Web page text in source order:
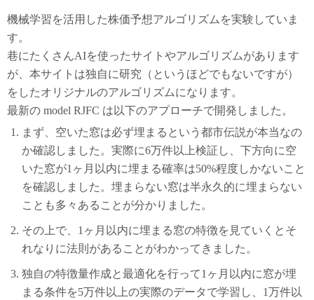
機械学習を活用した株価予想アルゴリズムを実験していま
す。
巷にたくさんAIを使ったサイトやアルゴリズムがあります
が、本サイトは独自に研究（というほどでもないですが）
をしたオリジナルのアルゴリズムになります。
最新の model RJFC は以下のアプローチで開発しました。
まず、空いた窓は必ず埋まるという都市伝説が本当なの
か確認しました。実際に6万件以上検証し、下方向に空
いた窓が1ヶ月以内に埋まる確率は50%程度しかないこと
を確認しました。埋まらない窓は半永久的に埋まらない
ことも多々あることが分かりました。
その上で、1ヶ月以内に埋まる窓の特徴を見ていくとそ
れなりに法則があることがわかってきました。
独自の特徴量作成と最適化を行って1ヶ月以内に窓が埋
まる条件を5万件以上の実際のデータで学習し、1万件以